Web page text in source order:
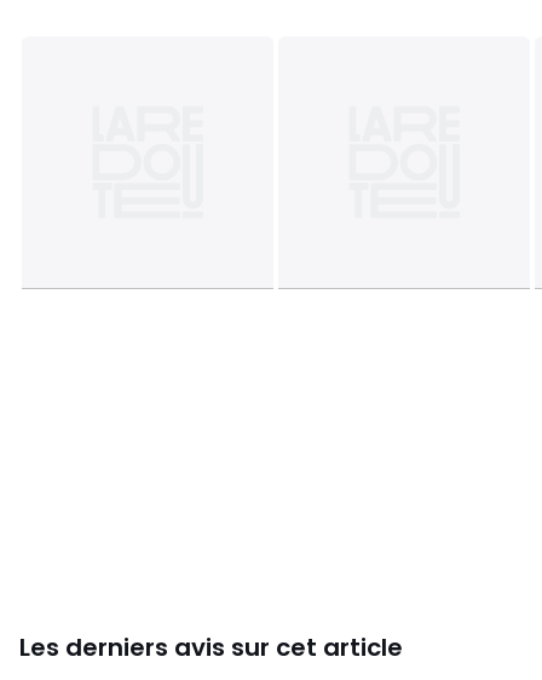
Les derniers avis sur cet article